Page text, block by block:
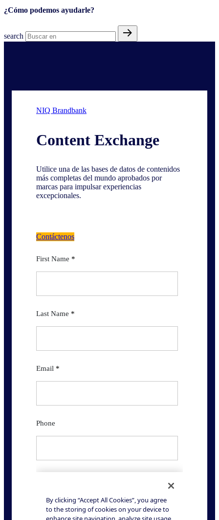
¿Cómo podemos ayudarle?
search
NIQ Brandbank
Content Exchange
Utilice una de las bases de datos de contenidos
más completas del mundo aprobados por
marcas para impulsar experiencias
excepcionales.
Contáctenos